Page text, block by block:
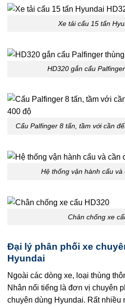
Xe tải cẩu 15 tấn
HD320 gắn cẩu
Cẩu Palfinger 8 tấn, tầm với cần
Hệ thống vận hành cẩu và
Chân chống xe
Đại lý phân phối xe
Hyundai
Ngoài các dòng xe, loại thùng
Nhân nổi tiếng là đơn vị chuyên
chuyên dùng Hyundai. Rất nhiều